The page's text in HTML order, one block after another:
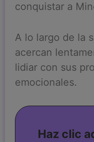
conquistar a
A lo largo de la
acercan
lidiar con sus
emocionales.
Haz clic